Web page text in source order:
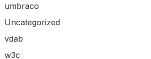
umbraco
Uncategorized
vdab
w3c